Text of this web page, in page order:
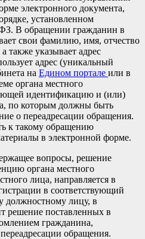
электронного документа,
установленном
В обращении гражданин в
свои фамилию, имя, отчество
также указывает адрес
адрес (уникальный
на Едином портале или в
органа местного
идентификацию и (или)
по которым должны быть
о переадресации обращения.
к такому обращению
в электронной форме.
вопросы, решение
органа местного
лица, направляется в
в соответствующий
должностному лицу, в
решение поставленных в
гражданина,
обращения.